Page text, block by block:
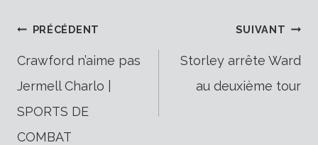
Navigation
de
PRÉCÉDENT
Crawford n’aime pas
Jermell Charlo |
SPORTS DE
COMBAT
SUIVANT
Storley arrête Ward
au deuxième tour